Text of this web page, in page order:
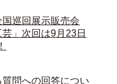
巡回展示販売会
」次回は9月23日
問への回答につい